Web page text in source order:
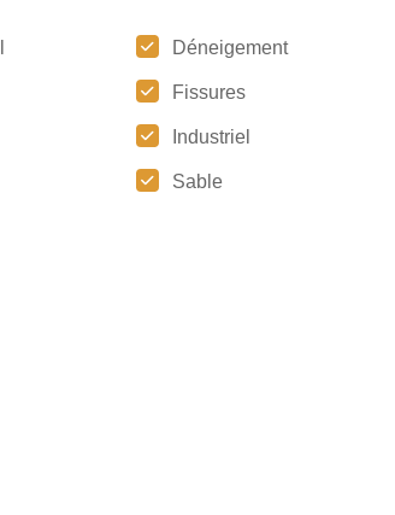
Déneigement
Fissures
Industriel
Sable